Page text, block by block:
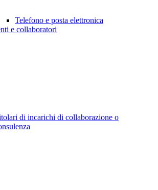
Telefono e posta elettronica
e collaboratori
di incarichi di collaborazione o